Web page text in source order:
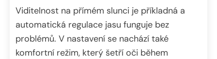
Viditelnost na přímém slunci je příkladná a
automatická regulace jasu funguje bez
problémů. V nastavení se nachází také
komfortní režim, který šetří oči během